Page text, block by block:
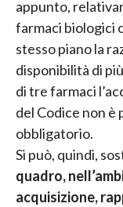
appunto,
farmaci biologici
stesso piano la
disponibilità di
di tre farmaci
del Codice non
obbligatorio.
Si può, quindi,
quadro,
acquisizione,